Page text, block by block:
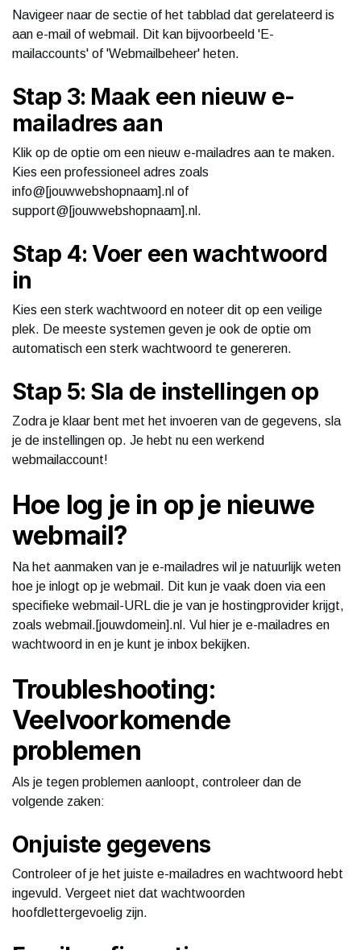
Navigeer naar de sectie of het tabblad dat gerelateerd is
aan e-mail of webmail. Dit kan bijvoorbeeld 'E-
mailaccounts' of 'Webmailbeheer' heten.
Stap 3: Maak een nieuw e-
mailadres aan
Klik op de optie om een nieuw e-mailadres aan te maken.
Kies een professioneel adres zoals
info@[jouwwebshopnaam].nl of
support@[jouwwebshopnaam].nl.
Stap 4: Voer een wachtwoord
in
Kies een sterk wachtwoord en noteer dit op een veilige
plek. De meeste systemen geven je ook de optie om
automatisch een sterk wachtwoord te genereren.
Stap 5: Sla de instellingen op
Zodra je klaar bent met het invoeren van de gegevens, sla
je de instellingen op. Je hebt nu een werkend
webmailaccount!
Hoe log je in op je nieuwe
webmail?
Na het aanmaken van je e-mailadres wil je natuurlijk weten
hoe je inlogt op je webmail. Dit kun je vaak doen via een
specifieke webmail-URL die je van je hostingprovider krijgt,
zoals webmail.[jouwdomein].nl. Vul hier je e-mailadres en
wachtwoord in en je kunt je inbox bekijken.
Troubleshooting:
Veelvoorkomende
problemen
Als je tegen problemen aanloopt, controleer dan de
volgende zaken:
Onjuiste gegevens
Controleer of je het juiste e-mailadres en wachtwoord hebt
ingevuld. Vergeet niet dat wachtwoorden
hoofdlettergevoelig zijn.